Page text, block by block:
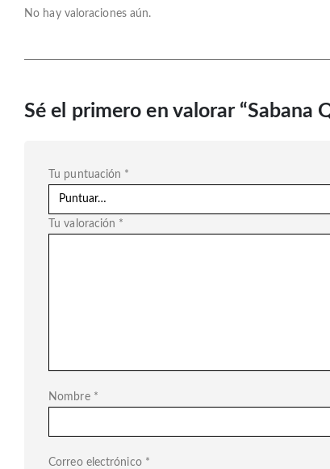
No hay valoraciones aún.
Sé el primero en valorar “Sabana
Tu puntuación *
Tu valoración *
Nombre *
Correo electrónico *